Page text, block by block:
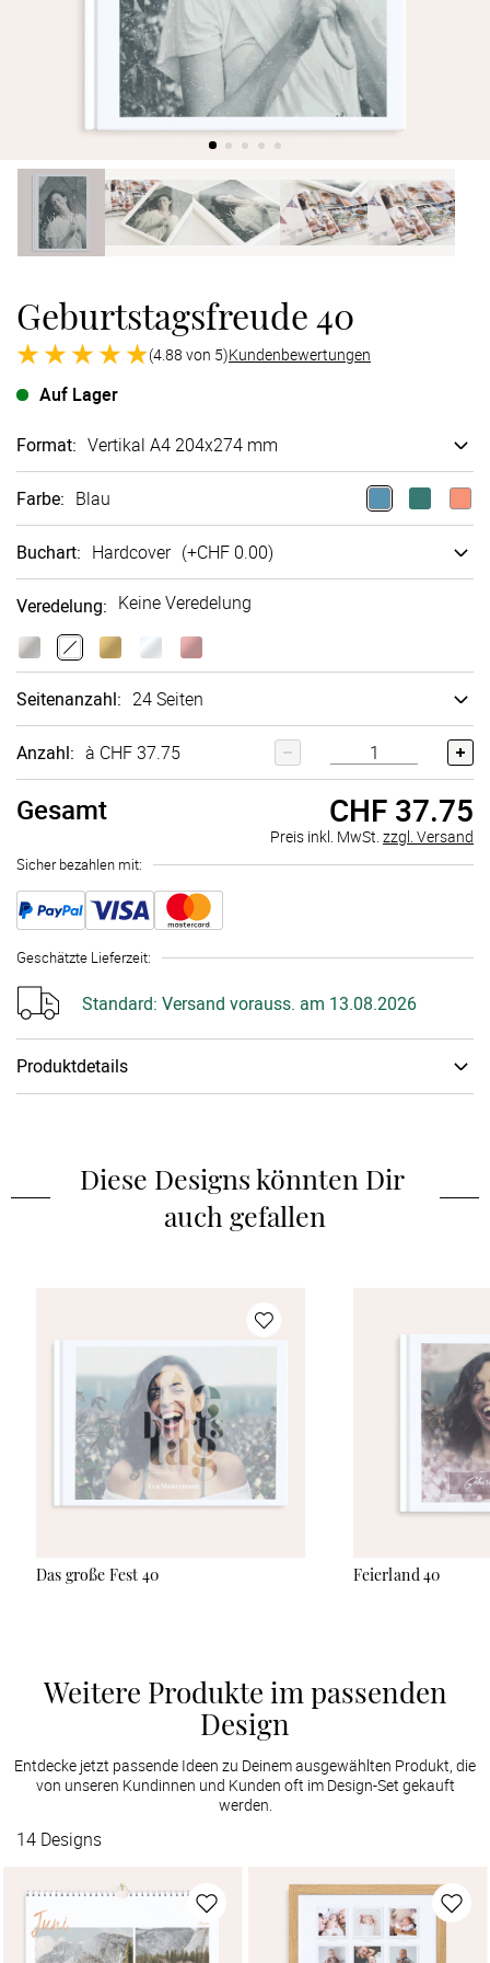
Geburtstagsfreude 40
(4.88 von 5)Kundenbewertungen
Auf Lager
Format: Vertikal A4 204x274 mm
Farbe: Blau
Buchart: Hard­cover (+CHF 0.00)
Veredelung: Keine Veredelung
Seitenanzahl: 24 Seiten
Anzahl: à CHF 37.75
Gesamt CHF 37.75
Preis inkl. MwSt. zzgl. Versand
Sicher bezahlen mit:
Geschätzte Lieferzeit:
Standard: Versand vorauss. am 13.08.2026
Produktdetails
die Ewigkeit festzuhalten.
Diese Designs könnten Dir
auch gefallen
Das große Fest 40 Feierland 40
Weitere Produkte im passenden
Design
Entdecke jetzt passende Ideen zu Deinem ausgewählten Produkt, die
von unseren Kundinnen und Kunden oft im Design-Set gekauft
werden.
14 Designs